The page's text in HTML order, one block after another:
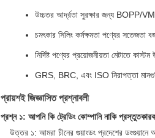
উচ্চতর আর্দ্রতা সুরক্ষার জন্য BOPP/
চমৎকার সিলিং কর্মক্ষমতা পণ্যের সতেজতা
নির্দিষ্ট পণ্যের প্রয়োজনীয়তা মেটাতে
GRS, BRC, এবং ISO নিরাপত্তা
প্রায়শই জিজ্ঞাসিত প্রশ্নাবলী
প্রশ্ন ১: আপনি কি ট্রেডিং কোম্পানি নাকি
উত্তর ১: আমরা চীনের গুয়াংডং প্রদেশের ডংগুয়ানে